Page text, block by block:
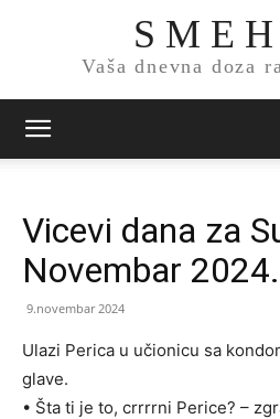
S M E H
Vaša dnevna doza
Vicevi dana za
Novembar
9.novembar 2024
Ulazi Perica u učionicu sa
glave.
• Šta ti je to, crrrrni Perice? –